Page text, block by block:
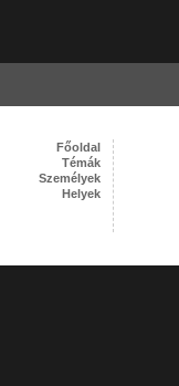
Főoldal
Témák
Személyek
Helyek